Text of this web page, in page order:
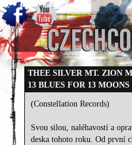
THEE SILVER MT. ZION
13 BLUES FOR 13 MOONS
(Constellation Records)
Svou silou, naléhavostí a
deska tohoto roku. Od první